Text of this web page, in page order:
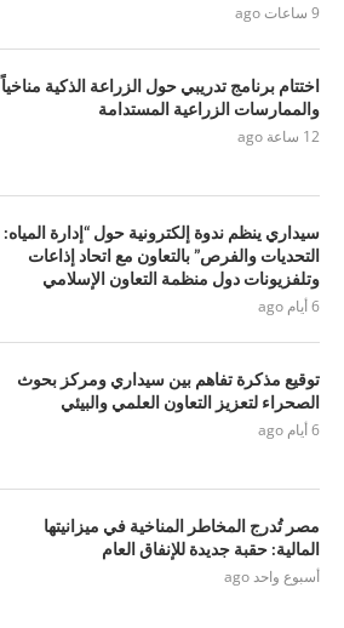
9 ساعات ago
اختتام برنامج تدريبي حول الزراعة الذكية مناخياً
والممارسات الزراعية المستدامة
12 ساعة ago
سيداري ينظم ندوة إلكترونية حول “إدارة المياه:
التحديات والفرص” بالتعاون مع اتحاد إذاعات
وتلفزيونات دول منظمة التعاون الإسلامي
6 أيام ago
توقيع مذكرة تفاهم بين سيداري ومركز بحوث
الصحراء لتعزيز التعاون العلمي والبيئي
6 أيام ago
مصر تُدرج المخاطر المناخية في ميزانيتها
المالية: حقبة جديدة للإنفاق العام
أسبوع واحد ago